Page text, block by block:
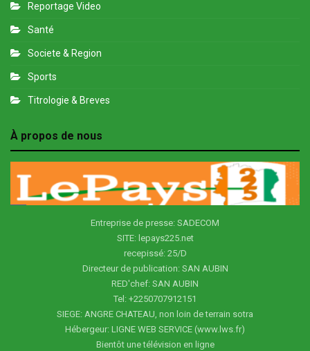
Reportage Video
Santé
Societe & Region
Sports
Titrologie & Breves
À propos de nous
Entreprise de presse: SADECOM
SITE: lepays225.net
recepissé: 25/D
Directeur de publication: SAN AUBIN
RED'chef: SAN AUBIN
Tel: +2250707912151
SIEGE: ANGRE CHATEAU, non loin de terrain sotra
Hébergeur: LIGNE WEB SERVICE (www.lws.fr)
Bientôt une télévision en ligne